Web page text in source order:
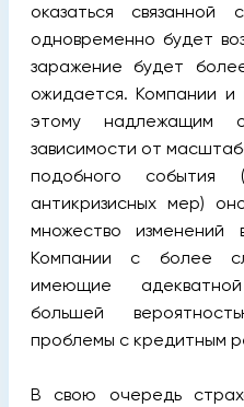
оказаться
одновременно будет
заражение будет
ожидается. Компании и
этому надлежащим
зависимости от
подобного события
антикризисных мер)
множество изменений
Компании с более
имеющие
большей
проблемы с кредитным
В свою очередь